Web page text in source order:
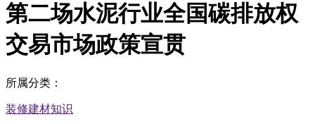
第二场水泥行业全国碳排放权
交易市场政策宣贯
所属分类：
装修建材知识